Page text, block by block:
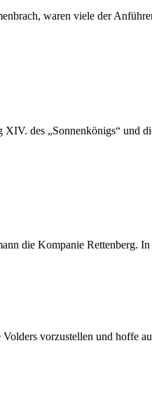
waren viele der
des „Sonnenkönigs“ und
die Kompanie Rettenberg.
vorzustellen und hoffe